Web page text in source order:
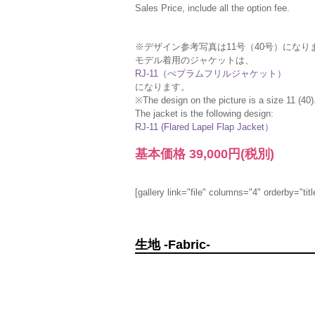
Sales Price, include all the option fee.
※デザイン参考写真は11号（40号）になり
モデル着用のジャケットは、
RJ-11（ぺプラムフリルジャケット）
になります。
※The design on the picture is a size 11 (40).
The jacket is the following design:
RJ-11 (Flared Lapel Flap Jacket）
基本価格 39,000円 (税別)
[gallery link="file" columns="4"
生地 -Fabric-